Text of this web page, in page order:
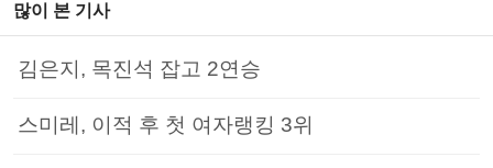
많이 본 기사
김은지, 목진석 잡고 2연승
스미레, 이적 후 첫 여자랭킹 3위